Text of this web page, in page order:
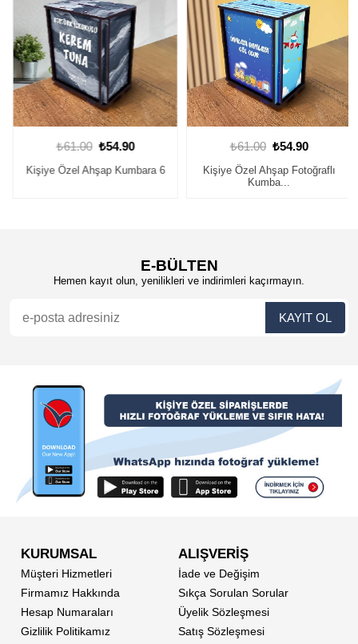
₺61.00 ₺54.90
Kişiye Özel Ahşap Kumbara 6
₺61.00 ₺54.90
Kişiye Özel Ahşap Fotoğraflı
Kumba...
E-BÜLTEN
Hemen kayıt olun, yenilikleri ve indirimleri kaçırmayın.
KURUMSAL
Müşteri Hizmetleri
Firmamız Hakkında
Hesap Numaraları
Gizlilik Politikamız
ALIŞVERİŞ
İade ve Değişim
Sıkça Sorulan Sorular
Üyelik Sözleşmesi
Satış Sözleşmesi